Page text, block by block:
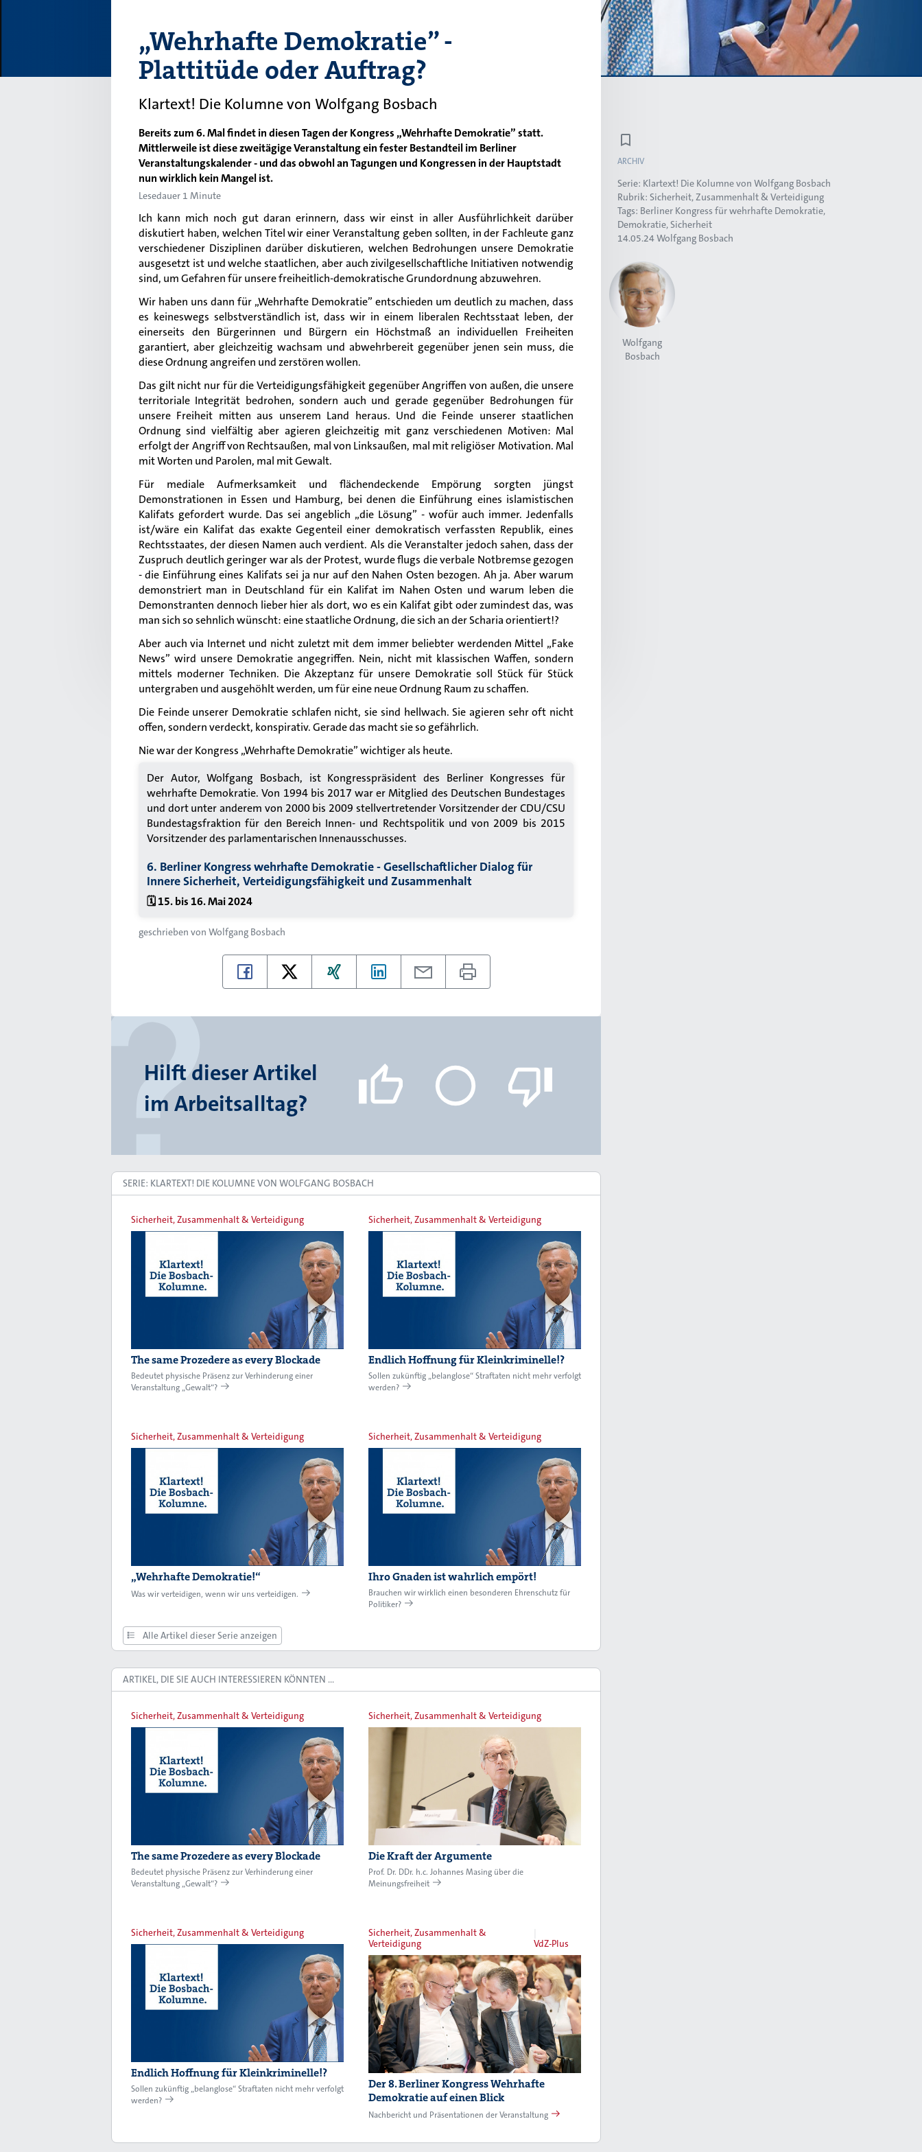
„Wehrhafte Demokratie” -
Plattitüde oder Auftrag?
Klartext! Die Kolumne von Wolfgang Bosbach
Bereits zum 6. Mal findet in diesen Tagen der Kongress „Wehrhafte Demokratie” statt.
Mittlerweile ist diese zweitägige Veranstaltung ein fester Bestandteil im Berliner
Veranstaltungskalender - und das obwohl an Tagungen und Kongressen in der Hauptstadt
nun wirklich kein Mangel ist.
Lesedauer 1 Minute
Ich kann mich noch gut daran erinnern, dass wir einst in aller Ausführlichkeit darüber
diskutiert haben, welchen Titel wir einer Veranstaltung geben sollten, in der Fachleute ganz
verschiedener Disziplinen darüber diskutieren, welchen Bedrohungen unsere Demokratie
ausgesetzt ist und welche staatlichen, aber auch zivilgesellschaftliche Initiativen notwendig
sind, um Gefahren für unsere freiheitlich-demokratische Grundordnung abzuwehren.
Wir haben uns dann für „Wehrhafte Demokratie” entschieden um deutlich zu machen, dass
es keineswegs selbstverständlich ist, dass wir in einem liberalen Rechtsstaat leben, der
einerseits den Bürgerinnen und Bürgern ein Höchstmaß an individuellen Freiheiten
garantiert, aber gleichzeitig wachsam und abwehrbereit gegenüber jenen sein muss, die
diese Ordnung angreifen und zerstören wollen.
Das gilt nicht nur für die Verteidigungsfähigkeit gegenüber Angriffen von außen, die unsere
territoriale Integrität bedrohen, sondern auch und gerade gegenüber Bedrohungen für
unsere Freiheit mitten aus unserem Land heraus. Und die Feinde unserer staatlichen
Ordnung sind vielfältig aber agieren gleichzeitig mit ganz verschiedenen Motiven: Mal
erfolgt der Angriff von Rechtsaußen, mal von Linksaußen, mal mit religiöser Motivation. Mal
mit Worten und Parolen, mal mit Gewalt.
Für mediale Aufmerksamkeit und flächendeckende Empörung sorgten jüngst
Demonstrationen in Essen und Hamburg, bei denen die Einführung eines islamistischen
Kalifats gefordert wurde. Das sei angeblich „die Lösung” - wofür auch immer. Jedenfalls
ist/wäre ein Kalifat das exakte Gegenteil einer demokratisch verfassten Republik, eines
Rechtsstaates, der diesen Namen auch verdient. Als die Veranstalter jedoch sahen, dass der
Zuspruch deutlich geringer war als der Protest, wurde flugs die verbale Notbremse gezogen
- die Einführung eines Kalifats sei ja nur auf den Nahen Osten bezogen. Ah ja. Aber warum
demonstriert man in Deutschland für ein Kalifat im Nahen Osten und warum leben die
Demonstranten dennoch lieber hier als dort, wo es ein Kalifat gibt oder zumindest das, was
man sich so sehnlich wünscht: eine staatliche Ordnung, die sich an der Scharia orientiert!?
Aber auch via Internet und nicht zuletzt mit dem immer beliebter werdenden Mittel „Fake
News” wird unsere Demokratie angegriffen. Nein, nicht mit klassischen Waffen, sondern
mittels moderner Techniken. Die Akzeptanz für unsere Demokratie soll Stück für Stück
untergraben und ausgehöhlt werden, um für eine neue Ordnung Raum zu schaffen.
Die Feinde unserer Demokratie schlafen nicht, sie sind hellwach. Sie agieren sehr oft nicht
offen, sondern verdeckt, konspirativ. Gerade das macht sie so gefährlich.
Nie war der Kongress „Wehrhafte Demokratie” wichtiger als heute.
Der Autor, Wolfgang Bosbach, ist Kongresspräsident des Berliner Kongresses für
wehrhafte Demokratie. Von 1994 bis 2017 war er Mitglied des Deutschen Bundestages
und dort unter anderem von 2000 bis 2009 stellvertretender Vorsitzender der CDU/CSU
Bundestagsfraktion für den Bereich Innen- und Rechtspolitik und von 2009 bis 2015
Vorsitzender des parlamentarischen Innenausschusses.
6. Berliner Kongress wehrhafte Demokratie -Gesellschaftlicher Dialog für
Innere Sicherheit, Verteidigungsfähigkeit und Zusammenhalt
🗓️ 15. bis 16. Mai 2024
geschrieben von Wolfgang Bosbach
ARCHIV
Serie: Klartext! Die Kolumne von Wolfgang Bosbach
Rubrik: Sicherheit, Zusammenhalt & Verteidigung
Tags: Berliner Kongress für wehrhafte Demokratie
Demokratie Sicherheit
14.05.24Wolfgang Bosbach
Wolfgang
Bosbach
Hilft dieser Artikel
im Arbeitsalltag?
SERIE: KLARTEXT! DIE KOLUMNE VON WOLFGANG BOSBACH
Sicherheit, Zusammenhalt & Verteidigung
The same Prozedere as every Blockade
Bedeutet physische Präsenz zur Verhinderung einer
Veranstaltung „Gewalt“?
Sicherheit, Zusammenhalt & Verteidigung
Endlich Hoffnung für Kleinkriminelle!?
Sollen zukünftig „belanglose“ Straftaten nicht mehr verfolgt
werden?
Sicherheit, Zusammenhalt & Verteidigung
„Wehrhafte Demokratie!“
Was wir verteidigen, wenn wir uns verteidigen.
Sicherheit, Zusammenhalt & Verteidigung
Ihro Gnaden ist wahrlich empört!
Brauchen wir wirklich einen besonderen Ehrenschutz für
Politiker?
Alle Artikel dieser Serie anzeigen
ARTIKEL, DIE SIE AUCH INTERESSIEREN KÖNNTEN …
Sicherheit, Zusammenhalt & Verteidigung
The same Prozedere as every Blockade
Bedeutet physische Präsenz zur Verhinderung einer
Veranstaltung „Gewalt“?
Sicherheit, Zusammenhalt & Verteidigung
Die Kraft der Argumente
Prof. Dr. DDr. h.c. Johannes Masing über die
Meinungsfreiheit
Sicherheit, Zusammenhalt & Verteidigung
Endlich Hoffnung für Kleinkriminelle!?
Sollen zukünftig „belanglose“ Straftaten nicht mehr verfolgt
werden?
Sicherheit, Zusammenhalt &
Verteidigung
VdZ-Plus
Der 8. Berliner Kongress Wehrhafte
Demokratie auf einen Blick
Nachbericht und Präsentationen der Veranstaltung